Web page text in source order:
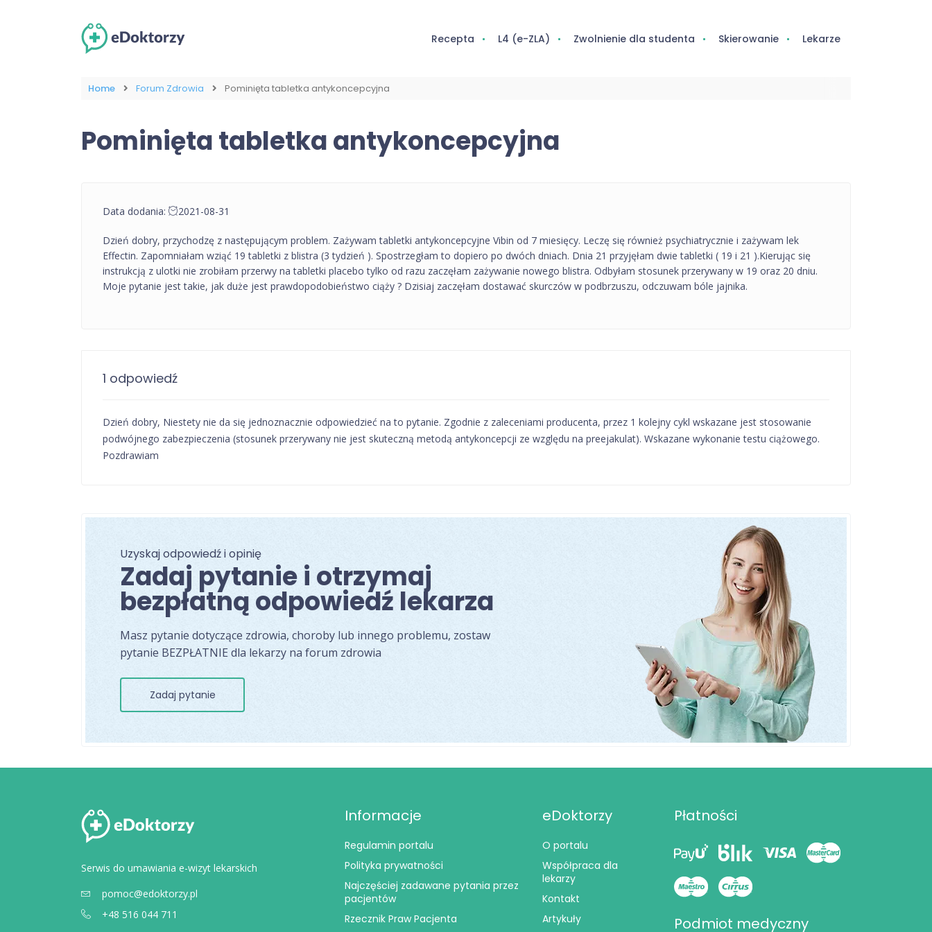
Recepta L4 (e-ZLA) Zwolnienie dla studenta Skierowanie Lekarze
Home Forum Zdrowia Pominięta tabletka antykoncepcyjna
Pominięta tabletka antykoncepcyjna
Data dodania: 2021-08-31
Dzień dobry, przychodzę z następującym problem. Zażywam tabletki antykoncepcyjne Vibin od 7 miesięcy. Leczę się również psychiatrycznie i zażywam lek
Effectin. Zapomniałam wziąć 19 tabletki z blistra (3 tydzień ). Spostrzegłam to dopiero po dwóch dniach. Dnia 21 przyjęłam dwie tabletki ( 19 i 21 ).Kierując się
instrukcją z ulotki nie zrobiłam przerwy na tabletki placebo tylko od razu zaczęłam zażywanie nowego blistra. Odbyłam stosunek przerywany w 19 oraz 20 dniu.
Moje pytanie jest takie, jak duże jest prawdopodobieństwo ciąży ? Dzisiaj zaczęłam dostawać skurczów w podbrzuszu, odczuwam bóle jajnika.
1 odpowiedź
Dzień dobry, Niestety nie da się jednoznacznie odpowiedzieć na to pytanie. Zgodnie z zaleceniami producenta, przez 1 kolejny cykl wskazane jest stosowanie
podwójnego zabezpieczenia (stosunek przerywany nie jest skuteczną metodą antykoncepcji ze względu na preejakulat). Wskazane wykonanie testu ciążowego.
Pozdrawiam
Uzyskaj odpowiedź i opinię
Zadaj pytanie i otrzymaj
bezpłatną odpowiedź lekarza
Masz pytanie dotyczące zdrowia, choroby lub innego problemu, zostaw
pytanie BEZPŁATNIE dla lekarzy na forum zdrowia
Zadaj pytanie
Serwis do umawiania e-wizyt lekarskich
pomoc@edoktorzy.pl
+48 516 044 711
Informacje
Regulamin portalu
Polityka prywatności
Najczęściej zadawane pytania przez
pacjentów
Rzecznik Praw Pacjenta
eDoktorzy
O portalu
Współpraca dla
lekarzy
Kontakt
Artykuły
Płatności
Podmiot medyczny